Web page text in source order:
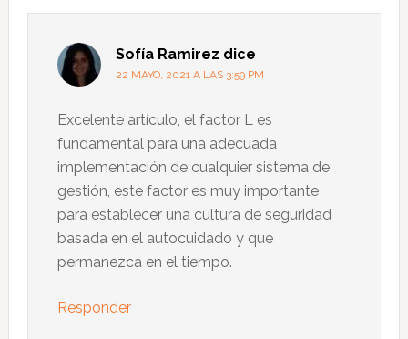
Sofía Ramirez dice
22 MAYO, 2021 A LAS 3:59 PM
Excelente artículo, el factor L es
fundamental para una adecuada
implementación de cualquier sistema de
gestión, este factor es muy importante
para establecer una cultura de seguridad
basada en el autocuidado y que
permanezca en el tiempo.
Responder